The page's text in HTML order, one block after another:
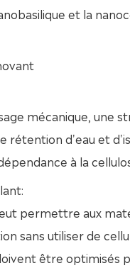
et la
mécanique, une
rétention d'eau et
à la
permettre aux
sans utiliser de
être optimisés